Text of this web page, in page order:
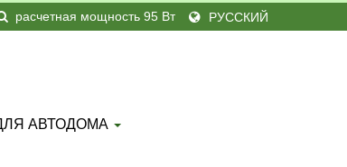
РУССКИЙ
АВТОДОМА